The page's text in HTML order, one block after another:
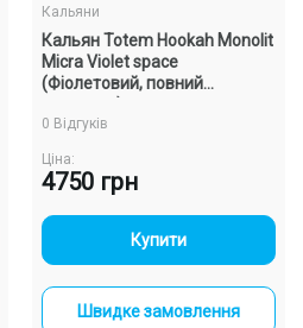
Кальяни
Кальян Totem Hookah Monolit
Micra Violet space
(Фіолетовий, повний
0 Відгуків
Ціна:
4750 грн
- +
Купити
Швидке замовлення